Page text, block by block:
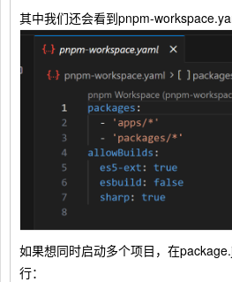
其中我们还会看到pnpm-
如果想同时启动多个项目，在
行：